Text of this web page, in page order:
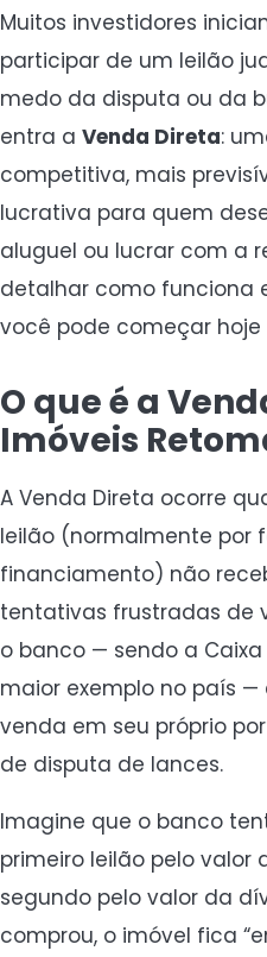
Muitos investidores
participar de um leilão
medo da disputa ou da
entra a Venda Direta:
competitiva, mais
lucrativa para quem
aluguel ou lucrar com a
detalhar como funciona
você pode começar hoje
O que é a
Imóveis
A Venda Direta ocorre
leilão (normalmente por
financiamento) não
tentativas frustradas de
o banco — sendo a
maior exemplo no país
venda em seu próprio
de disputa de lances.
Imagine que o banco
primeiro leilão pelo valor
segundo pelo valor da
comprou, o imóvel fica